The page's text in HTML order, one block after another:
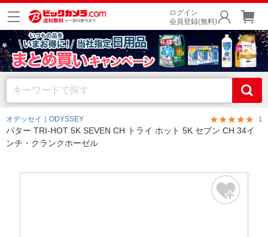
ログイン
会員登録(無料)
オデッセイ｜ODYSSEY 1
パター TRI-HOT 5K SEVEN CH トライ ホット 5K セブン CH 34イ
ンチ・クランクホーゼル